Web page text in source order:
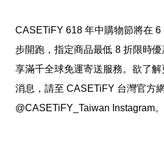
活
門
新
事
優
惠
CASETiFY 618 年中購物節將在 6
步開跑，指定商品最低 8 折限時
享滿千全球免運寄送服務。欲了
消息，請至 CASETiFY 台灣官方
@CASETiFY_Taiwan Instagram。